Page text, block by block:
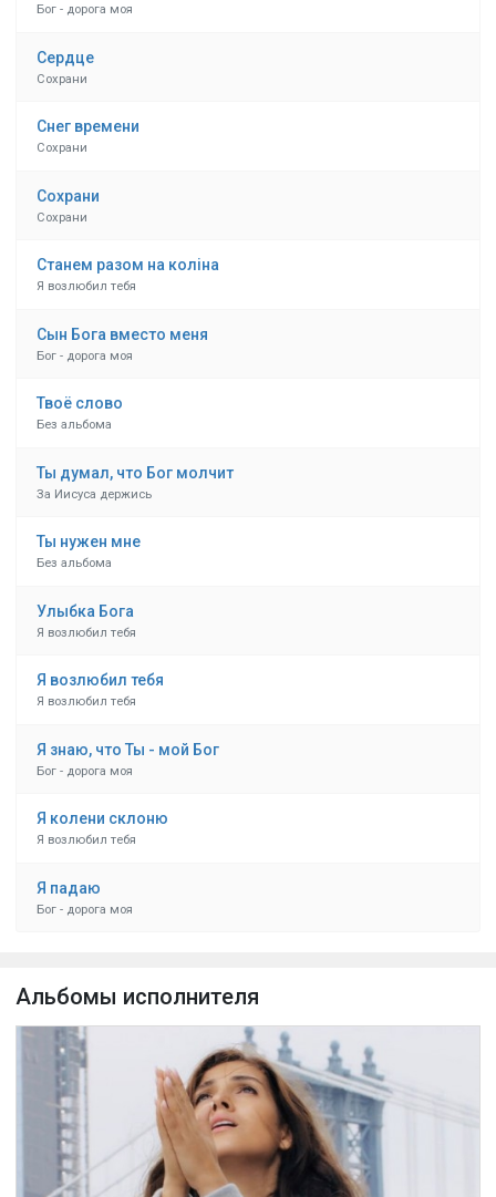
Бог - дорога моя
Сердце
Сохрани
Снег времени
Сохрани
Сохрани
Сохрани
Станем разом на колiна
Я возлюбил тебя
Сын Бога вместо меня
Бог - дорога моя
Твоё слово
Без альбома
Ты думал, что Бог молчит
За Иисуса держись
Ты нужен мне
Без альбома
Улыбка Бога
Я возлюбил тебя
Я возлюбил тебя
Я возлюбил тебя
Я знаю, что Ты - мой Бог
Бог - дорога моя
Я колени склоню
Я возлюбил тебя
Я падаю
Бог - дорога моя
Альбомы исполнителя